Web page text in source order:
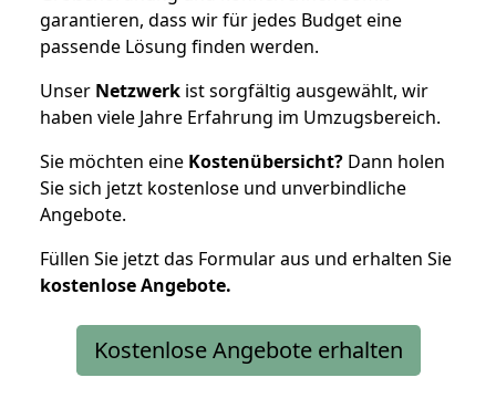
garantieren, dass wir für jedes Budget eine
passende Lösung finden werden.
Unser Netzwerk ist sorgfältig ausgewählt, wir
haben viele Jahre Erfahrung im Umzugsbereich.
Sie möchten eine Kostenübersicht? Dann holen
Sie sich jetzt kostenlose und unverbindliche
Angebote.
Füllen Sie jetzt das Formular aus und erhalten Sie
kostenloseAngebote.
Kostenlose Angebote erhalten